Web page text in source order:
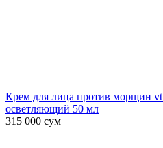
Крем для лица против морщин vt
осветляющий 50 мл
315 000 сум